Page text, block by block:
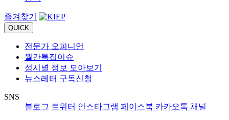
즐겨찾기
QUICK
전문가 오피니언
월간특집이슈
성시별 정보 모아보기
뉴스레터 구독신청
SNS
블로그 트위터 인스타그램 페이스북 카카오톡 채널